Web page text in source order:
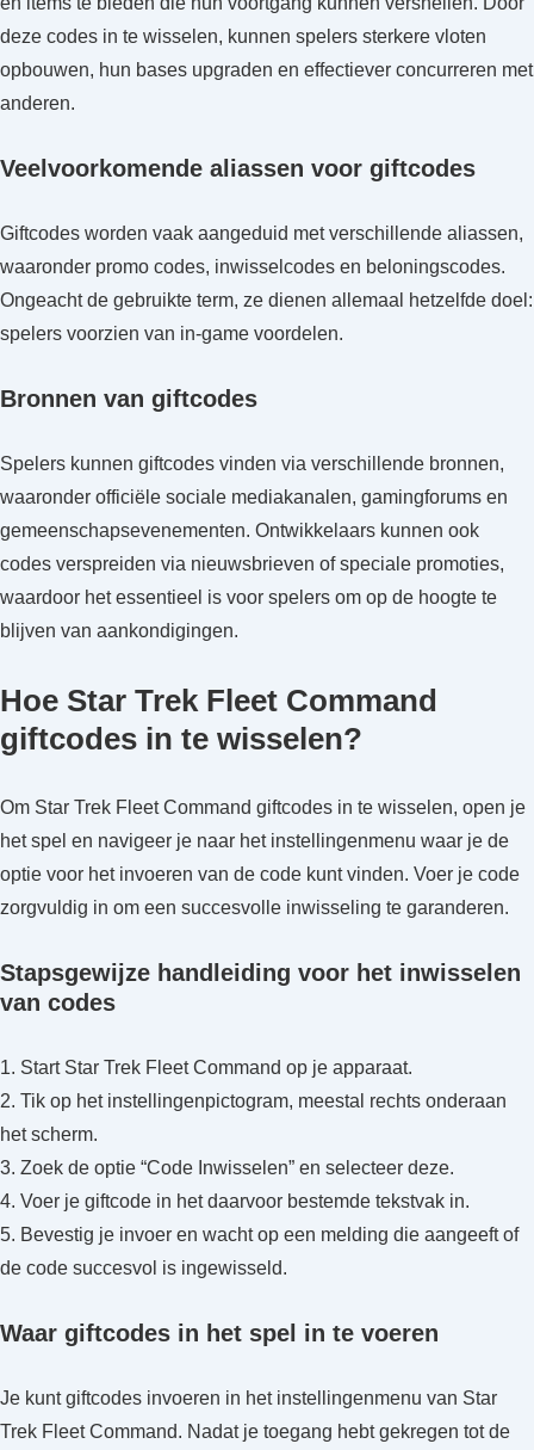
deze codes in te wisselen, kunnen spelers sterkere vloten
opbouwen, hun bases upgraden en effectiever concurreren met
anderen.
Veelvoorkomende aliassen voor giftcodes
Giftcodes worden vaak aangeduid met verschillende aliassen,
waaronder promo codes, inwisselcodes en beloningscodes.
Ongeacht de gebruikte term, ze dienen allemaal hetzelfde doel:
spelers voorzien van in-game voordelen.
Bronnen van giftcodes
Spelers kunnen giftcodes vinden via verschillende bronnen,
waaronder officiële sociale mediakanalen, gamingforums en
gemeenschapsevenementen. Ontwikkelaars kunnen ook
codes verspreiden via nieuwsbrieven of speciale promoties,
waardoor het essentieel is voor spelers om op de hoogte te
blijven van aankondigingen.
Hoe Star Trek Fleet Command
giftcodes in te wisselen?
Om Star Trek Fleet Command giftcodes in te wisselen, open je
het spel en navigeer je naar het instellingenmenu waar je de
optie voor het invoeren van de code kunt vinden. Voer je code
zorgvuldig in om een succesvolle inwisseling te garanderen.
Stapsgewijze handleiding voor het inwisselen
van codes
1. Start Star Trek Fleet Command op je apparaat.
2. Tik op het instellingenpictogram, meestal rechts onderaan
het scherm.
3. Zoek de optie “Code Inwisselen” en selecteer deze.
4. Voer je giftcode in het daarvoor bestemde tekstvak in.
5. Bevestig je invoer en wacht op een melding die aangeeft of
de code succesvol is ingewisseld.
Waar giftcodes in het spel in te voeren
Je kunt giftcodes invoeren in het instellingenmenu van Star
Trek Fleet Command. Nadat je toegang hebt gekregen tot de